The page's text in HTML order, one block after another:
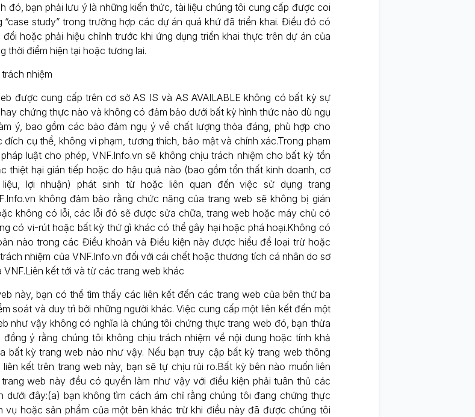
đó, bạn phải lưu ý là những kiến thức, tài liệu chúng tôi cung cấp được coi
“case study” trong trường hợp các dự án quá khứ đã triển khai. Điều đó có
đổi hoặc phải hiệu chỉnh trước khi ứng dụng triển khai thực trên dự án của
thời điểm hiện tại hoặc tương lai.
nhiệm
được cung cấp trên cơ sở AS IS và AS AVAILABLE không có bất kỳ sự
chứng thực nào và không có đảm bảo dưới bất kỳ hình thức nào dù ngụ
ý, bao gồm các bảo đảm ngụ ý về chất lượng thỏa đáng, phù hợp cho
đích cụ thể, không vi phạm, tương thích, bảo mật và chính xác.Trong phạm
luật cho phép, VNF.Info.vn sẽ không chịu trách nhiệm cho bất kỳ tổn
thiệt hại gián tiếp hoặc do hậu quả nào (bao gồm tổn thất kinh doanh, cơ
lợi nhuận) phát sinh từ hoặc liên quan đến việc sử dụng trang
không đảm bảo rằng chức năng của trang web sẽ không bị gián
không có lỗi, các lỗi đó sẽ được sửa chữa, trang web hoặc máy chủ có
có vi-rút hoặc bất kỳ thứ gì khác có thể gây hại hoặc phá hoại.Không có
nào trong các Điều khoản và Điều kiện này được hiểu để loại trừ hoặc
nhiệm của VNF.Info.vn đối với cái chết hoặc thương tích cá nhân do sơ
VNF.Liên kết tới và từ các trang web khác
này, bạn có thể tìm thấy các liên kết đến các trang web của bên thứ ba
soát và duy trì bởi những người khác. Việc cung cấp một liên kết đến một
như vậy không có nghĩa là chúng tôi chứng thực trang web đó, bạn thừa
đồng ý rằng chúng tôi không chịu trách nhiệm về nội dung hoặc tính khả
bất kỳ trang web nào như vậy. Nếu bạn truy cập bất kỳ trang web thông
liên kết trên trang web này, bạn sẽ tự chịu rủi ro.Bất kỳ bên nào muốn liên
web này đều có quyền làm như vậy với điều kiện phải tuân thủ các
dưới đây:(a) bạn không tìm cách ám chỉ rằng chúng tôi đang chứng thực
vụ hoặc sản phẩm của một bên khác trừ khi điều này đã được chúng tôi